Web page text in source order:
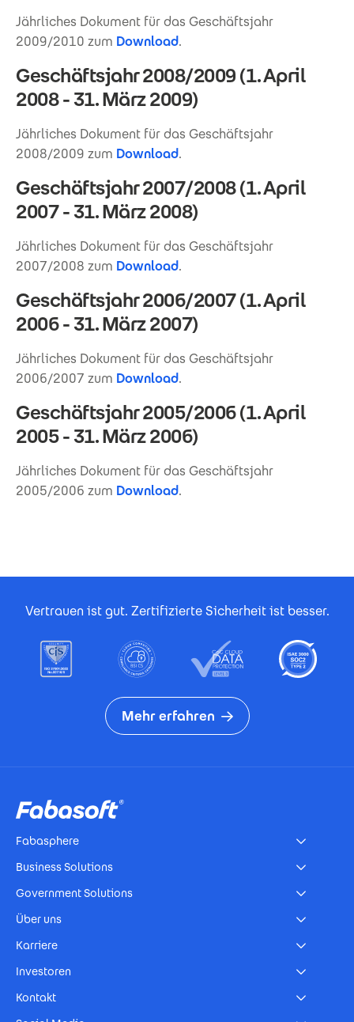
Jährliches Dokument für das Geschäftsjahr
2009/2010 zum Download.
Geschäftsjahr 2008/2009 (1. April
2008 - 31. März 2009)
Jährliches Dokument für das Geschäftsjahr
2008/2009 zum Download.
Geschäftsjahr 2007/2008 (1. April
2007 - 31. März 2008)
Jährliches Dokument für das Geschäftsjahr
2007/2008 zum Download.
Geschäftsjahr 2006/2007 (1. April
2006 - 31. März 2007)
Jährliches Dokument für das Geschäftsjahr
2006/2007 zum Download.
Geschäftsjahr 2005/2006 (1. April
2005 - 31. März 2006)
Jährliches Dokument für das Geschäftsjahr
2005/2006 zum Download.
Vertrauen ist gut. Zertifizierte Sicherheit ist besser.
Mehr erfahren
Fabasphere
Business Solutions
Government Solutions
Über uns
Karriere
Investoren
Kontakt